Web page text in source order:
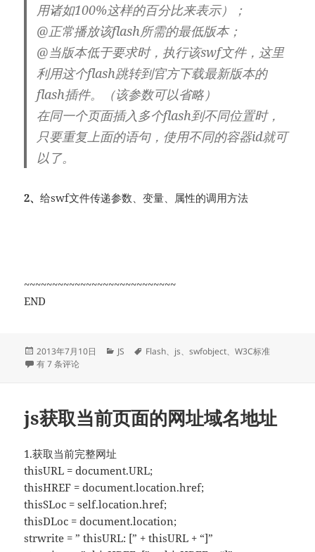
用诸如100%这样的百分比来表示）；
@正常播放该flash所需的最低版本；
@当版本低于要求时，执行该swf文件，这里
利用这个flash跳转到官方下载最新版本的
flash插件。（该参数可以省略）
在同一个页面插入多个flash到不同位置时，
只要重复上面的语句，使用不同的容器id就可
以了。
2、给swf文件传递参数、变量、属性的调用方法
~~~~~~~~~~~~~~~~~~~~~~~~~~~
END
发
布
2013年7月10日
分
JS
标
Flash、 js、swfobject、W3C标准
swfobject.js的使用方法
有 7 条评论
js获取当前页面的网址域名地址
1.获取当前完整网址
thisURL = document.URL;
thisHREF = document.location.href;
thisSLoc = self.location.href;
thisDLoc = document.location;
strwrite = ” thisURL: [” + thisURL + “]”